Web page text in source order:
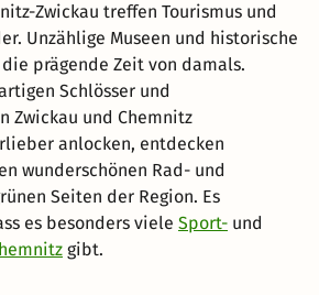
Zwickau treffen Tourismus und
Unzählige Museen und historische
prägende Zeit von damals.
Schlösser und
Zwickau und Chemnitz
anlocken, entdecken
wunderschönen Rad- und
Seiten der Region. Es
es besonders viele Sport- und
gibt.